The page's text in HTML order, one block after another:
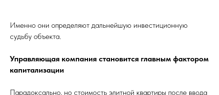
Именно они определяют дальнейшую инвестиционную
судьбу объекта.
Управляющая компания становится главным фактором
капитализации
Парадоксально, но стоимость элитной квартиры после ввода